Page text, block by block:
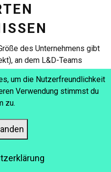
des Unternehmens gibt
an dem L&D-Teams
benötigen, um die
erstklassigen
Nichts übertrifft die
Fähigkeiten im Unternehmen
dies nicht der Fall ist?
Ja, „Einstellung“! Doch
eines neuen
als auch teuer. In
Personalaufstockung, um
um die Nutzerfreundlichkeit
Verwendung stimmst du
zu.